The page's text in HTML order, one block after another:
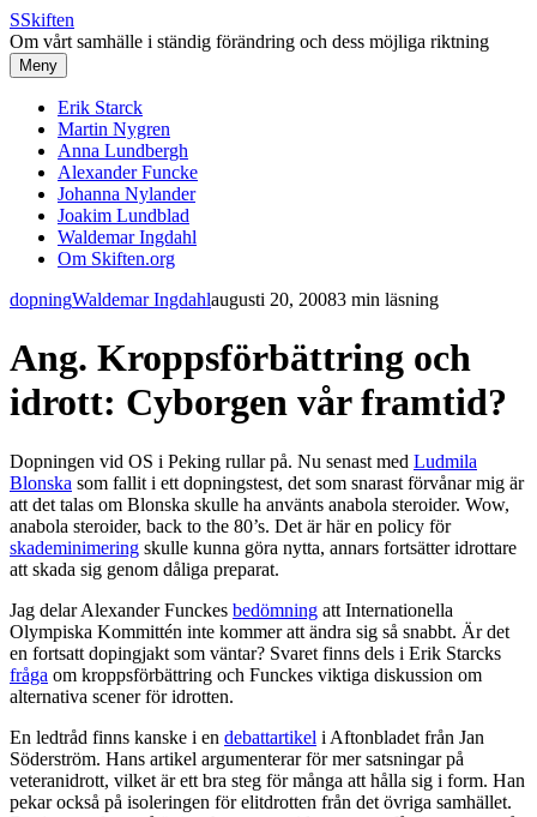
SSkiften
Om vårt samhälle i ständig förändring och dess möjliga riktning
Meny
Erik Starck
Martin Nygren
Anna Lundbergh
Alexander Funcke
Johanna Nylander
Joakim Lundblad
Waldemar Ingdahl
Om Skiften.org
dopningWaldemar Ingdahlaugusti 20, 20083 min läsning
Ang. Kroppsförbättring och
idrott: Cyborgen vår framtid?
Dopningen vid OS i Peking rullar på. Nu senast med Ludmila
Blonska som fallit i ett dopningstest, det som snarast förvånar mig är
att det talas om Blonska skulle ha använts anabola steroider. Wow,
anabola steroider, back to the 80’s. Det är här en policy för
skademinimering skulle kunna göra nytta, annars fortsätter idrottare
att skada sig genom dåliga preparat.
Jag delar Alexander Funckes bedömning att Internationella
Olympiska Kommittén inte kommer att ändra sig så snabbt. Är det
en fortsatt dopingjakt som väntar? Svaret finns dels i Erik Starcks
fråga om kroppsförbättring och Funckes viktiga diskussion om
alternativa scener för idrotten.
En ledtråd finns kanske i en debattartikel i Aftonbladet från Jan
Söderström. Hans artikel argumenterar för mer satsningar på
veteranidrott, vilket är ett bra steg för många att hålla sig i form. Han
pekar också på isoleringen för elitdrotten från det övriga samhället.